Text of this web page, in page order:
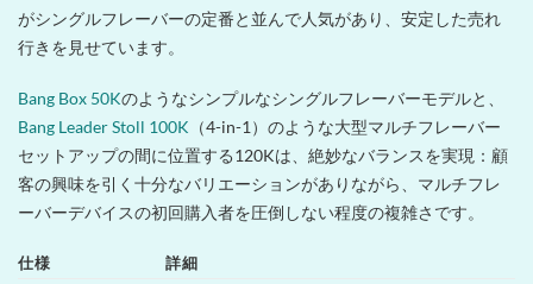
がシングルフレーバーの定番と並んで人気があり、安定した売れ
行きを見せています。
Bang Box 50Kのようなシンプルなシングルフレーバーモデルと、
Bang Leader Stoll 100K （4-in-1）のような大型マルチフレーバー
セットアップの間に位置する120Kは、絶妙なバランスを実現：顧
客の興味を引く十分なバリエーションがありながら、マルチフレ
ーバーデバイスの初回購入者を圧倒しない程度の複雑さです。
仕様
詳細